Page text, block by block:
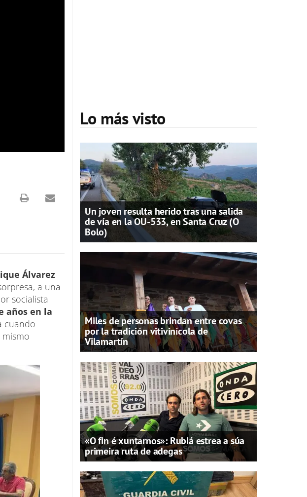
Álvarez
a una
socialista
años en la
cuando
mismo
Lo más visto
Un joven resulta herido tras una salida
de vía en la OU-533, en Santa Cruz (O
Bolo)
Miles de personas brindan entre covas
por la tradición vitivinícola de
Vilamartín
«O fin é xuntarnos»: Rubiá estrea a súa
primeira ruta de adegas